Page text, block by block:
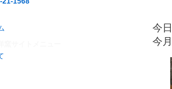
今
今